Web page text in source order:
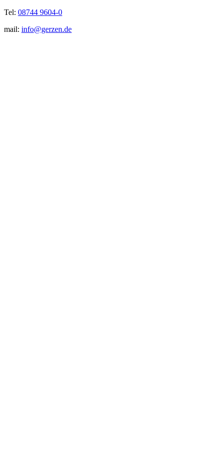
Tel: 08744 9604-0
mail: info@gerzen.de